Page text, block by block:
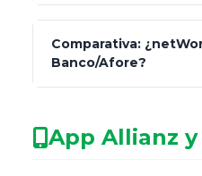
netWorth
patrimonio con
redes
legalmente
Comparativa:
Banco/Afore?
App Allianz